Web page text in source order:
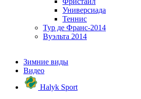
Универсиада
Теннис
Тур де Франс-2014
Вуэльта 2014
Зимние виды
Видео
Halyk Sport